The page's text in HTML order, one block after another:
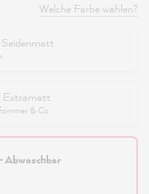
Welche Farbe wählen?
Extramatt
& Co.
Abwaschbar